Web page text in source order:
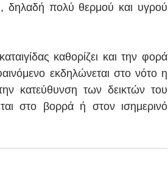
δηλαδή πολύ θερμού και υγρού
καθορίζει και την φορά
εκδηλώνεται στο νότο η
κατεύθυνση των δεικτών του
στο βορρά ή στον ισημερινό